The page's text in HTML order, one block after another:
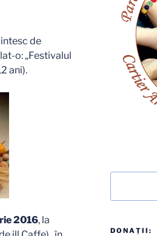
de
o: „Festivalul
ani).
2016, la
DONAȚII: